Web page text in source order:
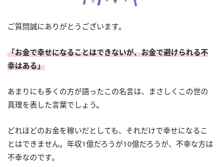
ご質問誠にありがとうございます。
「お金で幸せになることはできないが、お金で避けられる不
幸はある」
あまりにも多くの方が語ったこの名言は、まさしくこの世の
真理を表した言葉でしょう。
どれほどのお金を稼いだとしても、それだけで幸せになるこ
とはできません。年収1億だろうが10億だろうが、不幸な方は
不幸なのです。